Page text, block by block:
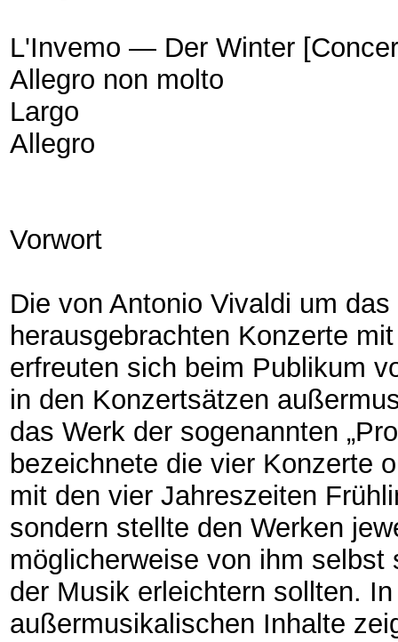
L'Invemo — Der Winter
Allegro non molto
Largo
Allegro
Vorwort
Die von Antonio Vivaldi um
herausgebrachten Konzerte
erfreuten sich beim Publikum
in den Konzertsätzen
das Werk der sogenannten
bezeichnete die vier Konzerte
mit den vier Jahreszeiten
sondern stellte den Werken
möglicherweise von ihm
der Musik erleichtern sollten.
außermusikalischen Inhalte